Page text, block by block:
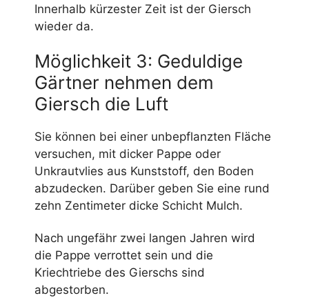
Innerhalb kürzester Zeit ist der Giersch
wieder da.
Möglichkeit 3: Geduldige
Gärtner nehmen dem
Giersch die Luft
Sie können bei einer unbepflanzten Fläche
versuchen, mit dicker Pappe oder
Unkrautvlies aus Kunststoff, den Boden
abzudecken. Darüber geben Sie eine rund
zehn Zentimeter dicke Schicht Mulch.
Nach ungefähr zwei langen Jahren wird
die Pappe verrottet sein und die
Kriechtriebe des Gierschs sind
abgestorben.